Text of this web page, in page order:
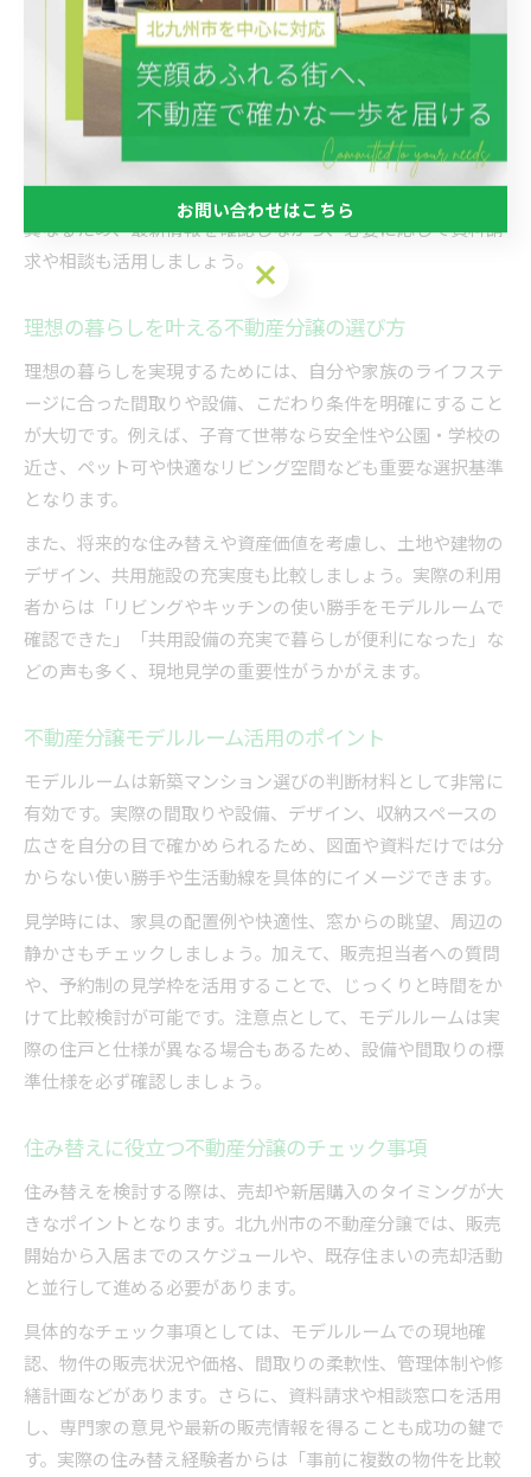
るため、希望する生活スタイルに合わせて優先順位を整理し
ましょう。
例えば、小倉北区や八幡西区は交通や買い物の利便性が高
く、ファミリー層にも人気です。また、徒歩圏内に生活施設
が揃っているか、バスや西鉄バスなど公共交通機関の利用が
可能かも重要なポイントです。価格や販売時期は物件ごとに
異なるため、最新情報を確認しながら、必要に応じて資料請
求や相談も活用しましょう。
理想の暮らしを叶える不動産分譲の選び方
理想の暮らしを実現するためには、自分や家族のライフステ
ージに合った間取りや設備、こだわり条件を明確にすること
が大切です。例えば、子育て世帯なら安全性や公園・学校の
近さ、ペット可や快適なリビング空間なども重要な選択基準
となります。
また、将来的な住み替えや資産価値を考慮し、土地や建物の
デザイン、共用施設の充実度も比較しましょう。実際の利用
者からは「リビングやキッチンの使い勝手をモデルルームで
確認できた」「共用設備の充実で暮らしが便利になった」な
どの声も多く、現地見学の重要性がうかがえます。
不動産分譲モデルルーム活用のポイント
モデルルームは新築マンション選びの判断材料として非常に
有効です。実際の間取りや設備、デザイン、収納スペースの
広さを自分の目で確かめられるため、図面や資料だけでは分
からない使い勝手や生活動線を具体的にイメージできます。
見学時には、家具の配置例や快適性、窓からの眺望、周辺の
静かさもチェックしましょう。加えて、販売担当者への質問
や、予約制の見学枠を活用することで、じっくりと時間をか
けて比較検討が可能です。注意点として、モデルルームは実
際の住戸と仕様が異なる場合もあるため、設備や間取りの標
準仕様を必ず確認しましょう。
住み替えに役立つ不動産分譲のチェック事項
住み替えを検討する際は、売却や新居購入のタイミングが大
きなポイントとなります。北九州市の不動産分譲では、販売
開始から入居までのスケジュールや、既存住まいの売却活動
と並行して進める必要があります。
具体的なチェック事項としては、モデルルームでの現地確
認、物件の販売状況や価格、間取りの柔軟性、管理体制や修
繕計画などがあります。さらに、資料請求や相談窓口を活用
し、専門家の意見や最新の販売情報を得ることも成功の鍵で
す。実際の住み替え経験者からは「事前に複数の物件を比較
お問い合わせはこちら
お問い合わせはこちら